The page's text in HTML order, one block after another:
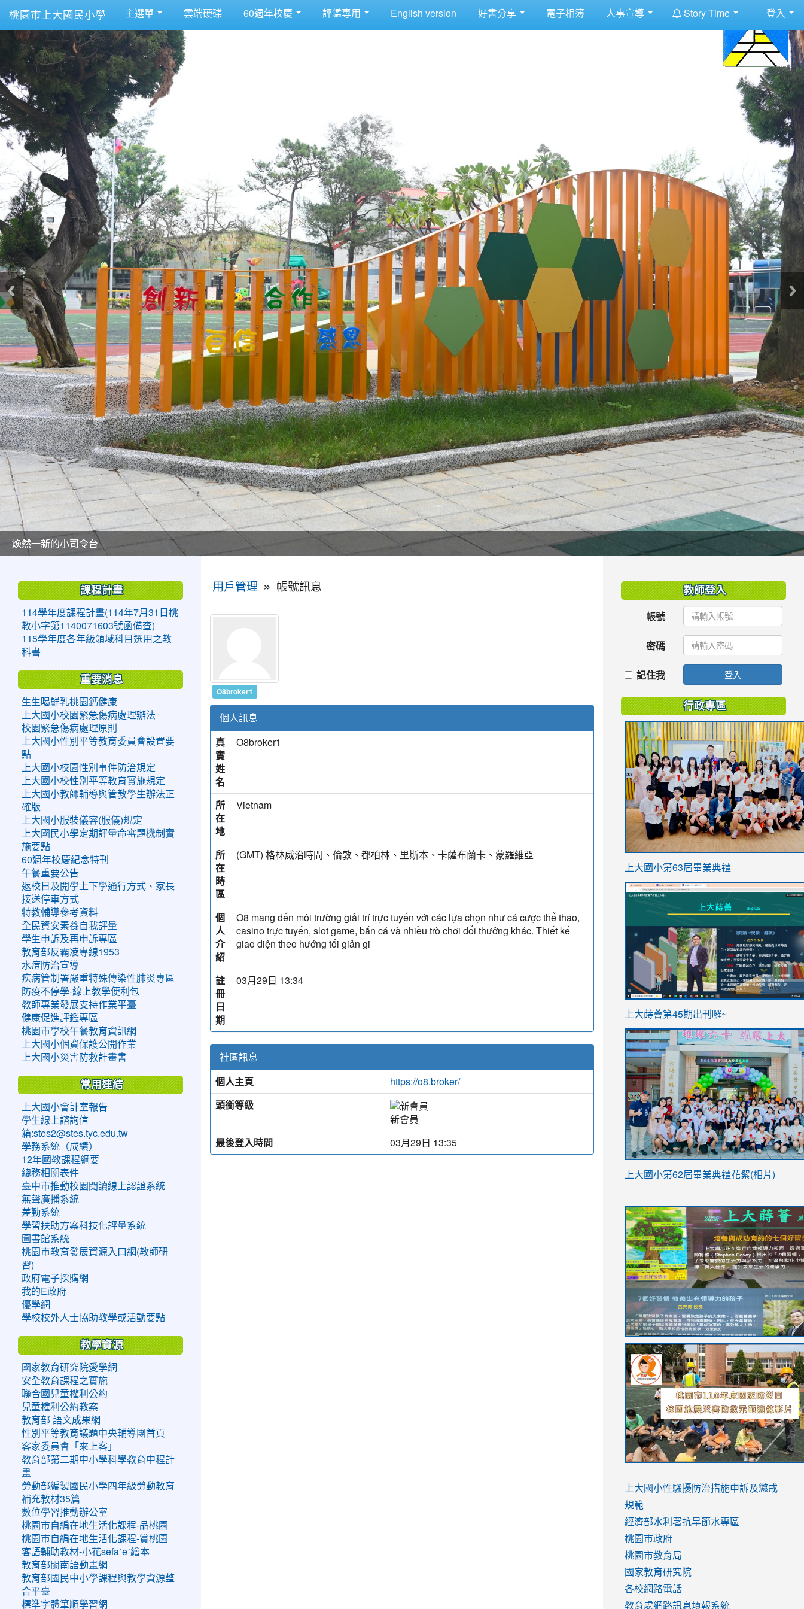
桃園市上大國民小學 主選單 雲端硬碟 60週年校慶 評鑑專用 English version 好書分享 電子相簿 人事宣導 Story Time 登入
美麗的操場是我們活力的來源
美麗的操場是我們活力的來源
煥然一新的小司令台
煥然一新的小司令台
富含桃園埤塘田園風光意象的中廊
富含桃園埤塘田園風光意象的中廊
嶄新的中庭廣場
嶄新的中庭廣場
水生池生生不息
水生池生生不息
用戶管理 » 帳號訊息
O8broker1
個人訊息
真
實
姓
名
O8broker1
所
在
地
Vietnam
所
在
時
區
(GMT) 格林威治時間、倫敦、都柏林、里斯本、卡薩布蘭卡、蒙羅維亞
個
人
介
紹
O8 mang đến môi trường giải trí trực tuyến với các lựa chọn như cá cược thể thao,
casino trực tuyến, slot game, bắn cá và nhiều trò chơi đổi thưởng khác. Thiết kế
giao diện theo hướng tối giản gi
註
冊
日
期
03月29日 13:34
社區訊息
個人主頁
https://o8.broker/
頭銜等級
新會員
最後登入時間
03月29日 13:35
課程計畫
114學年度課程計畫(114年7月31日桃
教小字第1140071603號函備查)
115學年度各年級領域科目選用之教
科書
重要消息
生生喝鮮乳桃園鈣健康
上大國小校園緊急傷病處理辦法
校園緊急傷病處理原則
上大國小性別平等教育委員會設置要
點
上大國小校園性別事件防治規定
上大國小校性別平等教育實施規定
上大國小教師輔導與管教學生辦法正
確版
上大國小服裝儀容(服儀)規定
上大國民小學定期評量命審題機制實
施要點
60週年校慶紀念特刊
午餐重要公告
返校日及開學上下學通行方式、家長
接送停車方式
特教輔導參考資料
全民資安素養自我評量
學生申訴及再申訴專區
教育部反霸凌專線1953
水痘防治宣導
疾病管制署嚴重特殊傳染性肺炎專區
防疫不停學-線上教學便利包
教師專業發展支持作業平臺
健康促進評鑑專區
桃園市學校午餐教育資訊網
上大國小個資保護公開作業
上大國小災害防救計畫書
常用連結
上大國小會計室報告
學生線上諮詢信
箱:stes2@stes.tyc.edu.tw
學務系統（成績）
12年國教課程綱要
總務相關表件
臺中市推動校園閱讀線上認證系統
無聲廣播系統
差勤系統
學習扶助方案科技化評量系統
圖書館系統
桃園市教育發展資源入口網(教師研
習)
政府電子採購網
我的E政府
優學網
學校校外人士協助教學或活動要點
教學資源
國家教育研究院愛學網
安全教育課程之實施
聯合國兒童權利公約
兒童權利公約教案
教育部 語文成果網
性別平等教育議題中央輔導團首頁
客家委員會「來上客」
教育部第二期中小學科學教育中程計
畫
勞動部編製國民小學四年級勞動教育
補充教材35篇
數位學習推動辦公室
桃園市自編在地生活化課程-品桃園
桃園市自編在地生活化課程-賞桃園
客語輔助教材-小花sefaˊeˋ繪本
教育部閩南語動畫網
教育部國民中小學課程與教學資源整
合平臺
標準字體筆順學習網
教師登入
帳號
密碼
記住我 登入
行政專區
link
https://sites.google.com/stes.tyc.edu.tw/
上大國小第63屆畢業典禮
link
ink
https://sites.google.com/stes.tyc.edu.tw/
link
https://sites.google.com/stes.tyc.edu.tw/
上大蒔薈第45期出刊囉~
link
YfDQppRvyMk686kIw6SBbssEIZ6WnT/
usp=sharing
上大國小第62屆畢業典禮花絮(相片)
to
https://drive.google.com/file/d/1I-
YfDQppRvyMk686kIw6SBbssEIZ6WnT/
usp=sharing
to
https://sites.google.com/stes.tyc.edu.tw/
link
to
https://sites.google.com/stes.tyc.edu.tw/
link
to
https://drive.google.com/file/d/
usp=sharing
link
to
https://youtu.be/jJOMVWY3-
8M
link
to
https://drive.google.com/file/d/
usp=sharing
to
https://www.youtube.com/watch?
v=hC_gdZndU9s
to
https://www.youtube.com/watch?
v=hC_gdZndU9s
link
to
https://www.youtube.com/watch?
v=mfpNykQ0g4M
上大國小性騷擾防治措施申訴及懲戒
規範
經濟部水利署抗旱節水專區
桃園市政府
桃園市教育局
國家教育研究院
各校網路電話
教育處網路訊息填報系統